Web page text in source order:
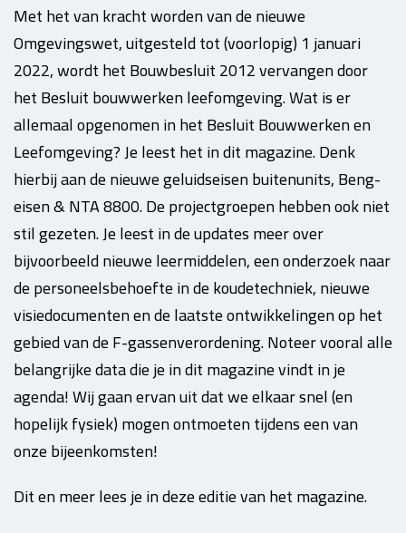
Met het van kracht worden van de nieuwe
Omgevingswet, uitgesteld tot (voorlopig) 1 januari
2022, wordt het Bouwbesluit 2012 vervangen door
het Besluit bouwwerken leefomgeving. Wat is er
allemaal opgenomen in het Besluit Bouwwerken en
Leefomgeving? Je leest het in dit magazine. Denk
hierbij aan de nieuwe geluidseisen buitenunits, Beng-
eisen & NTA 8800. De projectgroepen hebben ook niet
stil gezeten. Je leest in de updates meer over
bijvoorbeeld nieuwe leermiddelen, een onderzoek naar
de personeelsbehoefte in de koudetechniek, nieuwe
visiedocumenten en de laatste ontwikkelingen op het
gebied van de F-gassenverordening. Noteer vooral alle
belangrijke data die je in dit magazine vindt in je
agenda! Wij gaan ervan uit dat we elkaar snel (en
hopelijk fysiek) mogen ontmoeten tijdens een van
onze bijeenkomsten!
Dit en meer lees je in deze editie van het magazine.